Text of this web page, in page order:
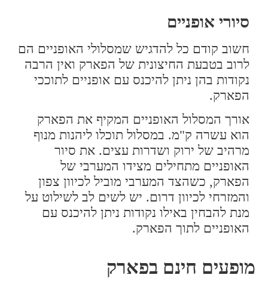
סיורי אופניים
חשוב קודם כל להדגיש שמסלולי האופניים הם
לרוב בטבעת החיצונית של הפארק ואין הרבה
נקודות בהן ניתן להיכנס עם אופניים לתוככי
הפארק.
אורך המסלול האופניים המקיף את הפארק
הוא עשרה ק"מ. במסלול תוכלו ליהנות מנוף
מרהיב של ירוק ושדרות עצים. את סיור
האופניים מתחילים מצידו המערבי של
הפארק, כשהצד המערבי מוביל לכיוון צפון
והמזרחי לכיוון דרום. יש לשים לב לשילוט על
מנת להבחין באילו נקודות ניתן להיכנס עם
האופניים לתוך הפארק.
מופעים חינם בפארק